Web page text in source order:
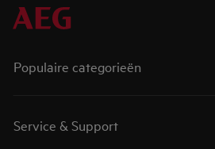
Populaire categorieën
Service & Support